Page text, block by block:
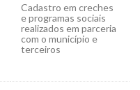
Cadastro em creches
e programas sociais
realizados em parceria
com o município e
terceiros